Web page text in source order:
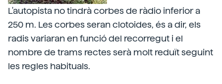
L'autopista no tindrà corbes de ràdio inferior a
250 m. Les corbes seran clotoides, és a dir, els
radis variaran en funció del recorregut i el
nombre de trams rectes serà molt reduït seguint
les regles habituals.